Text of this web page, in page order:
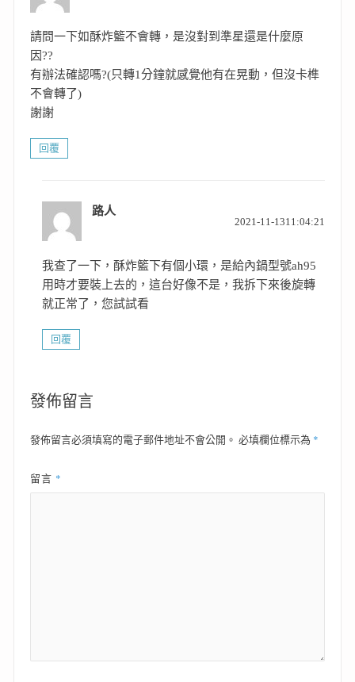
請問一下如酥炸籃不會轉，是沒對到準星還是什麼原
因??
有辦法確認嗎?(只轉1分鐘就感覺他有在晃動，但沒卡榫
不會轉了)
謝謝
回覆
路人
2021-11-1311:04:21
我查了一下，酥炸籃下有個小環，是給內鍋型號ah95
用時才要裝上去的，這台好像不是，我拆下來後旋轉
就正常了，您試試看
回覆
發佈留言
發佈留言必須填寫的電子郵件地址不會公開。 必填欄位標示為 *
留言 *